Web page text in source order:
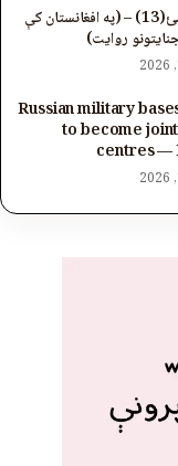
ماته غوږ شئ(13) – (په افغانستان کې
روایت)
Russian military
to become
centres —